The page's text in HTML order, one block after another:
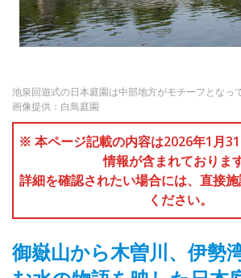
池泉回遊式の日本庭園は中部地方がモチーフとなっ
画像提供：白鳥庭園
※ 本ページ記載の内容は2026年1月
情報が含まれております
詳細を確認されたい場合には、直接
ください。
御嶽山から木曽川、伊勢